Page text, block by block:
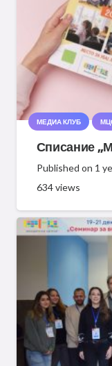
МЕДИА КЛУБ
Списание
Published on 1
634views